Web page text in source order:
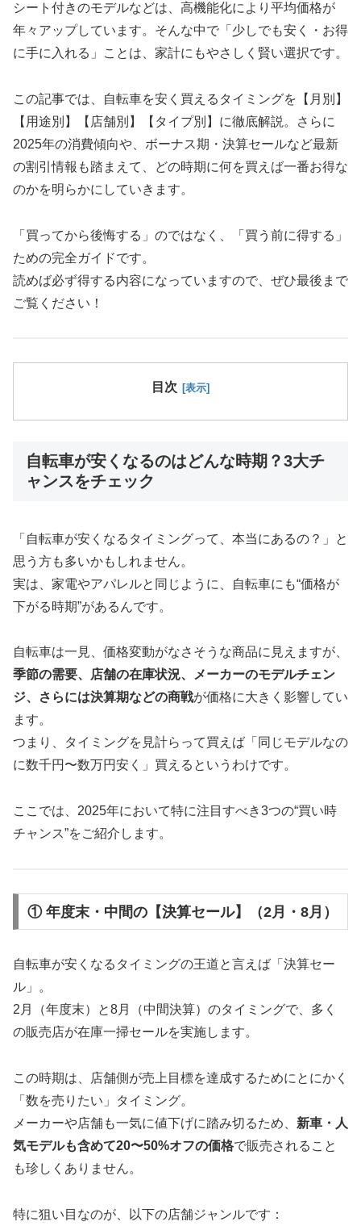
シート付きのモデルなどは、高機能化により平均価格が
年々アップしています。そんな中で「少しでも安く・お得
に手に入れる」ことは、家計にもやさしく賢い選択です。
この記事では、自転車を安く買えるタイミングを【月別】
【用途別】【店舗別】【タイプ別】に徹底解説。さらに
2025年の消費傾向や、ボーナス期・決算セールなど最新
の割引情報も踏まえて、どの時期に何を買えば一番お得な
のかを明らかにしていきます。
「買ってから後悔する」のではなく、「買う前に得する」
ための完全ガイドです。
読めば必ず得する内容になっていますので、ぜひ最後まで
ご覧ください！
目次
自転車が安くなるのはどんな時期？3大チ
ャンスをチェック
「自転車が安くなるタイミングって、本当にあるの？」と
思う方も多いかもしれません。
実は、家電やアパレルと同じように、自転車にも“価格が
下がる時期”があるんです。
自転車は一見、価格変動がなさそうな商品に見えますが、
季節の需要、店舗の在庫状況、メーカーのモデルチェン
ジ、さらには決算期などの商戦が価格に大きく影響してい
ます。
つまり、タイミングを見計らって買えば「同じモデルなの
に数千円〜数万円安く」買えるというわけです。
ここでは、2025年において特に注目すべき3つの“買い時
チャンス”をご紹介します。
① 年度末・中間の【決算セール】（2月・8月）
自転車が安くなるタイミングの王道と言えば「決算セー
ル」。
2月（年度末）と8月（中間決算）のタイミングで、多く
の販売店が在庫一掃セールを実施します。
この時期は、店舗側が売上目標を達成するためにとにかく
「数を売りたい」タイミング。
メーカーや店舗も一気に値下げに踏み切るため、 新車・人
気モデルも含めて20〜50%オフの価格で販売されること
も珍しくありません。
特に狙い目なのが、以下の店舗ジャンルです：